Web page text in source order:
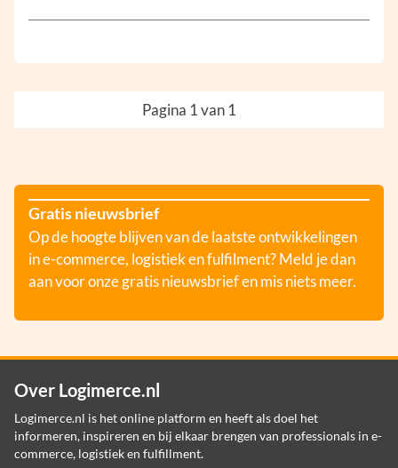
Pagina 1 van 1
Gratis nieuwsbrief
Op de hoogte blijven van de laatste ontwikkelingen
in e-commerce, logistiek en fulfilment? Meld je dan
aan voor onze gratis nieuwsbrief en mis niets meer.
Over Logimerce.nl
Logimerce.nl is het online platform en heeft als doel het
informeren, inspireren en bij elkaar brengen van professionals in e-
commerce, logistiek en fulfillment.